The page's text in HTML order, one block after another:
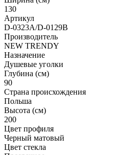
130
Артикул
D-0323A/D-0129B
Производитель
NEW TRENDY
Назначение
Душевые уголки
Глубина (см)
90
Страна происхождения
Польша
Высота (см)
200
Цвет профиля
Черный матовый
Цвет стекла